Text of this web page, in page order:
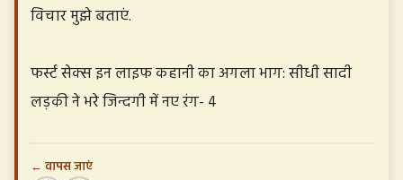
विचार मुझे बताएं.
फर्स्ट सेक्स इन लाइफ कहानी का अगला भाग: सीधी सादी
लड़की ने भरे जिन्दगी में नए रंग- 4
← वापस जाएं